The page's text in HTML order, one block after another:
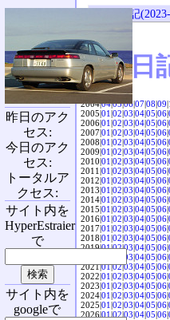
«前の日記
SVX日
2004|04|05|06|07|08|09|
2005|01|02|03|04|05|06|
2006|01|02|03|04|05|06|
2007|01|02|03|04|05|06|
2008|01|02|03|04|05|06|
2009|01|02|03|04|05|06|
2010|01|02|03|04|05|06|
2011|01|02|03|04|05|06|
2012|01|02|03|04|05|06|
2013|01|02|03|04|05|06|
2014|01|02|03|04|05|06|
2015|01|02|03|04|05|06|
2016|01|02|03|04|05|06|
2017|01|02|03|04|05|06|
2018|01|02|03|04|05|06|
2019|01|02|03|04|05|06|
03|04|05|06|
2021|01|02|03|04|05|06|
2022|01|02|03|04|05|06|
2023|01|02|03|04|05|06|
2024|01|02|03|04|05|06|
2025|01|02|03|04|05|06|
2026|01|02|03|04|05|06|
昨日のアク
セス:
今日のアク
セス:
トータルア
クセス:
サイト内を
HyperEstraier
で
サイト内を
googleで